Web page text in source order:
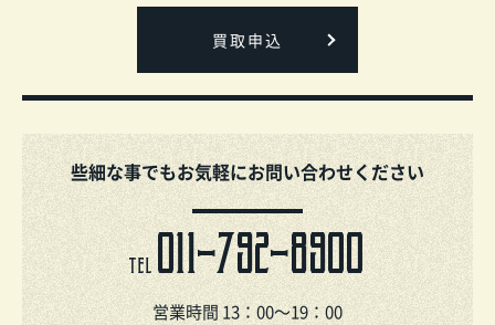
買取申込
些細な事でもお気軽にお問い合わせください
TEL 011-792-8900
営業時間 13：00～19：00